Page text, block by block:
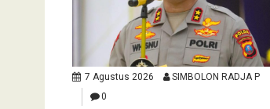
7 Agustus 2026
SIMBOLON RADJA P
0